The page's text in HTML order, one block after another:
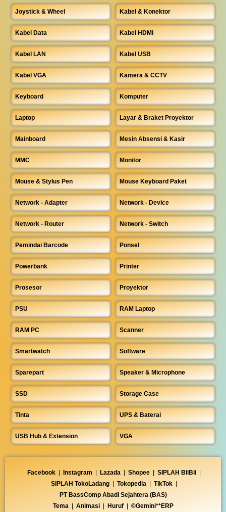
Joystick & Wheel Kabel & Konektor
Kabel Data Kabel HDMI
Kabel LAN Kabel USB
Kabel VGA Kamera & CCTV
Keyboard Komputer
Laptop Layar & Braket Proyektor
Mainboard Mesin Absensi & Kasir
MMC Monitor
Mouse & Stylus Pen Mouse Keyboard Paket
Network - Adapter Network - Device
Network - Router Network - Switch
Pemindai Barcode Ponsel
Powerbank Printer
Prosesor Proyektor
PSU RAM Laptop
RAM PC Scanner
Smartwatch Software
Sparepart Speaker & Microphone
SSD Storage Case
Tinta UPS & Baterai
USB Hub & Extension VGA
Facebook Instagram Lazada Shopee SIPLAH BliBli
SIPLAH TokoLadang
Tokopedia TikTok
PT BassComp Abadi Sejahtera (BAS)
Tema
Animasi Huruf ©Gemini**ERP